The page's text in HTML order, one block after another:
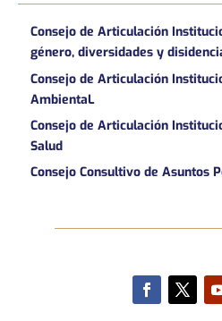
Consejo de Articulación
género, diversidades y
Consejo de Articulación
AmbientaL
Consejo de Articulación
Salud
Consejo Consultivo de Asuntos